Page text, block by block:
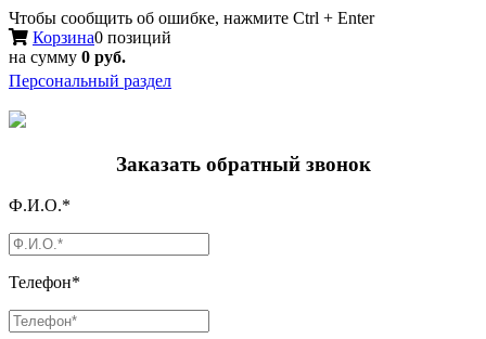
Чтобы сообщить об ошибке, нажмите Ctrl + Enter
Корзина0 позиций
на сумму 0 руб.
Персональный раздел
Заказать обратный звонок
Ф.И.О.*
Телефон*